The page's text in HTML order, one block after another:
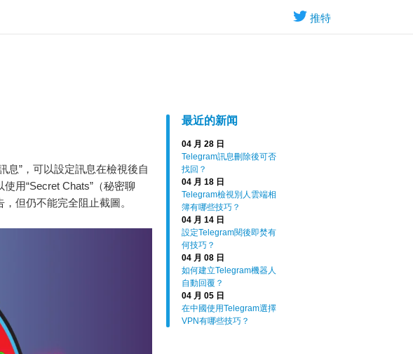
推特
最近的新闻
04 月 28 日
Telegram訊息刪除後可否
找回？
04 月 18 日
Telegram檢視別人雲端相
簿有哪些技巧？
04 月 14 日
設定Telegram閱後即焚有
何技巧？
04 月 08 日
如何建立Telegram機器人
自動回覆？
04 月 05 日
在中國使用Telegram選擇
VPN有哪些技巧？
息”，可以設定訊息在檢視後自
用“Secret Chats”（秘密聊
但仍不能完全阻止截圖。